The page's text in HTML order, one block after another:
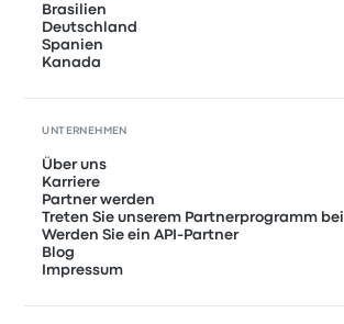
Brasilien
Deutschland
Spanien
Kanada
UNTERNEHMEN
Über uns
Karriere
Partner werden
Treten Sie unserem Partnerprogramm bei
Werden Sie ein API-Partner
Blog
Impressum